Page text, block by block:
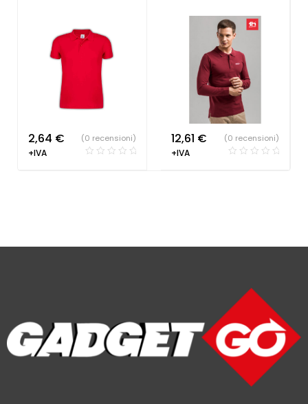
2,64 €
+IVA
(0 recensioni) 12,61 €
+IVA
(0 recensioni)